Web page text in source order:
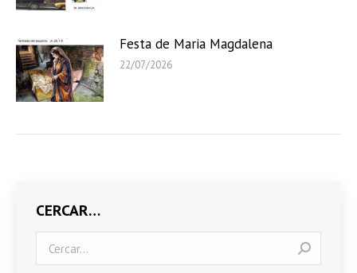
Festa de Maria Magdalena
22/07/2026
CERCAR…